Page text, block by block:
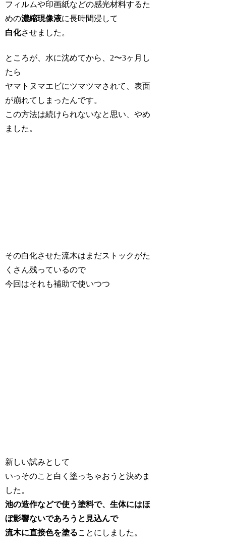
フィルムや印画紙などの感光材料するた
めの濃縮現像液に長時間浸して
白化させました。
ところが、水に沈めてから、2〜3ヶ月し
たら
ヤマトヌマエビにツマツマされて、表面
が崩れてしまったんです。
この方法は続けられないなと思い、やめ
ました。
その白化させた流木はまだストックがた
くさん残っているので
今回はそれも補助で使いつつ
新しい試みとして
いっそのこと白く塗っちゃおうと決めま
した。
池の造作などで使う塗料で、生体にはほ
ぼ影響ないであろうと見込んで
流木に直接色を塗ることにしました。